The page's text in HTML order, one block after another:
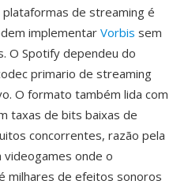
de streaming é
implementar Vorbis sem
O Spotify dependeu do
primario de streaming
O formato também lida com
taxas de bits baixas de
concorrentes, razão pela
videogames onde o
milhares de efeitos sonoros